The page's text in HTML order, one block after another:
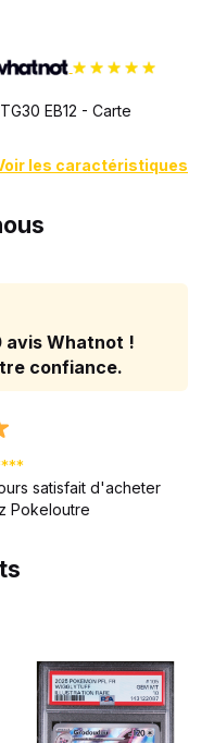
EB12 - Carte
les caractéristiques
avis Whatnot !
confiance.
satisfait d'acheter
Pokeloutre